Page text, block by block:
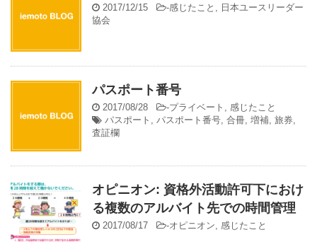
2017/12/15 -感じたこと , 日本ユースリーダー
協会
パスポート番号
2017/08/28 -プライベート , 感じたこと
パスポート , パスポート番号, 合冊, 増補, 旅券,
査証欄
オピニオン: 資格外活動許可下におけ
る複数のアルバイト先での時間管理
2017/08/17 -オピニオン, 感じたこと